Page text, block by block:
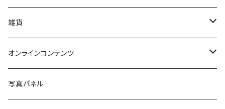
美術
POLEWARDS
Tシャツ
雑貨
バッグ
ブックカバー
オンラインコンテンツ
冒険クロストーク
写真パネル